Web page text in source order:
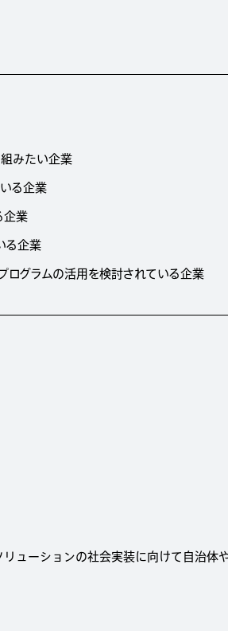
組みたい企業
る企業
企業
る企業
ログラムの活用を検討されている企業
ューションの社会実装に向けて自治体